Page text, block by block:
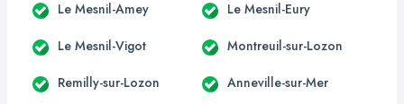
Le Mesnil-Amey Le Mesnil-Eury
Le Mesnil-Vigot Montreuil-sur-Lozon
Remilly-sur-Lozon Anneville-sur-Mer